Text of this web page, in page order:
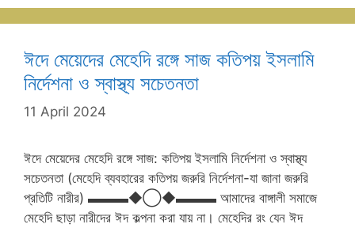
ঈদে মেয়েদের মেহেদি রঙ্গে সাজ কতিপয় ইসলামি
নির্দেশনা ও স্বাস্থ্য সচেতনতা
11 April 2024
ঈদে মেয়েদের মেহেদি রঙ্গে সাজ: কতিপয় ইসলামি নির্দেশনা ও স্বাস্থ্য
সচেতনতা (মেহেদি ব্যবহারের কতিপয় জরুরি নির্দেশনা-যা জানা জরুরি
প্রতিটি নারীর) ▬▬▬◆◯◆▬▬▬ আমাদের বাঙ্গালী সমাজে
মেহেদি ছাড়া নারীদের ঈদ কল্পনা করা যায় না। মেহেদির রং যেন ঈদ